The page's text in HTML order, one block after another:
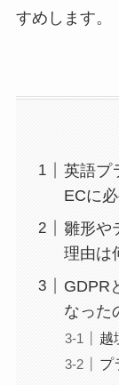
すめします。
英語プ
ECに
雛形や
理由は
GDPR
なった
越
プ